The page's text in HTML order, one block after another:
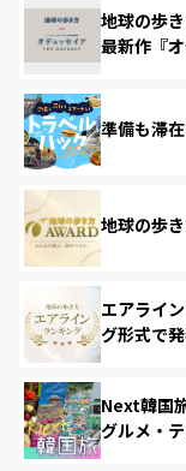
地球の歩
最新作『
準備も滞
地球の歩
エアライ
グ形式で
Next韓国
グルメ・